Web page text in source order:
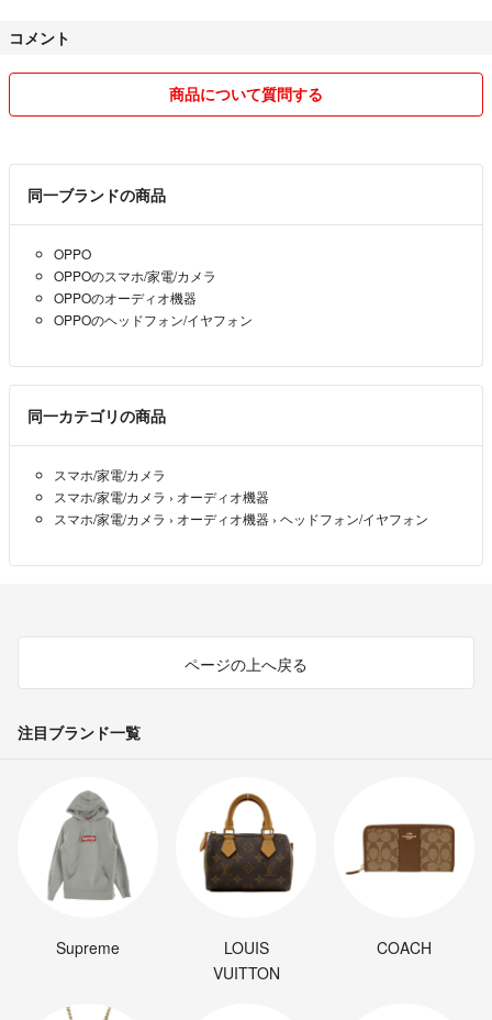
ただし、お支払いやお受取に2日以上時間を要する場合は、おおよそで
コメント
商品について質問する
同一ブランドの商品
OPPO
OPPOのスマホ/家電/カメラ
OPPOのオーディオ機器
OPPOのヘッドフォン/イヤフォン
同一カテゴリの商品
スマホ/家電/カメラ
スマホ/家電/カメラ › オーディオ機器
スマホ/家電/カメラ › オーディオ機器 › ヘッドフォン/イヤフォン
ページの上へ戻る
注目ブランド一覧
Supreme
LOUIS
VUITTON
COACH